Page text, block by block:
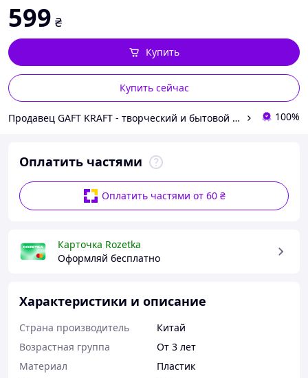
599 ₴
Купить сейчас
Купить
Продавец GAFT KRAFT - творческий и бытовой магазин 100%
Оплатить частями
Оплатить частями от 60 ₴
Карточка Rozetka
Оформляй бесплатно
Характеристики и описание
Страна производитель
Китай
Возрастная группа
От 3 лет
Материал
Пластик